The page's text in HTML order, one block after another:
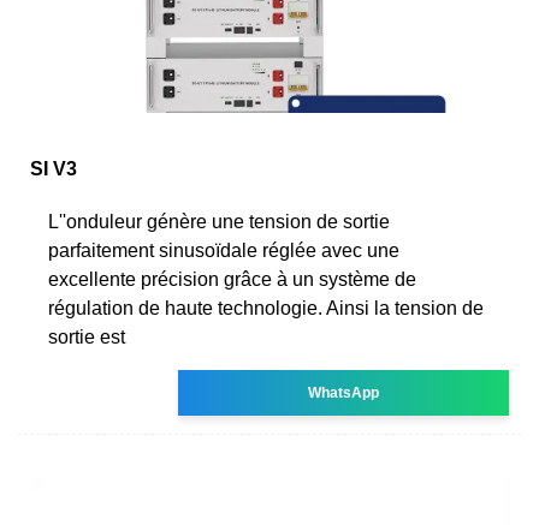
SI V3
L''onduleur génère une tension de sortie
parfaitement sinusoïdale réglée avec une
excellente précision grâce à un système de
régulation de haute technologie. Ainsi la tension de
sortie est
WhatsApp